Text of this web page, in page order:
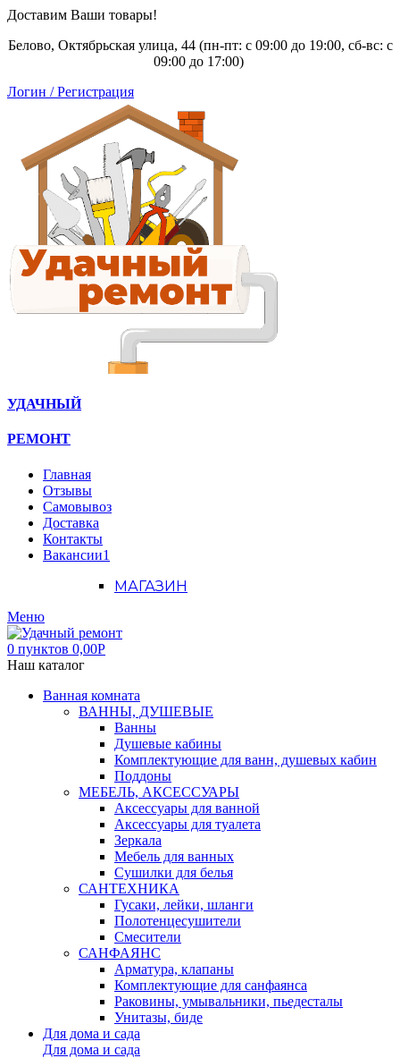
Доставим Ваши товары!
Белово, Октябрьская улица, 44 (пн-пт: с 09:00 до 19:00, сб-вс: с
09:00 до 17:00)
Логин / Регистрация
УДАЧНЫЙ
РЕМОНТ
Главная
Отзывы
Самовывоз
Доставка
Контакты
Вакансии1
МАГАЗИН
Меню
0 пунктов 0,00Р
Наш каталог
Ванная комната
ВАННЫ, ДУШЕВЫЕ
Ванны
Душевые кабины
Комплектующие для ванн, душевых кабин
Поддоны
МЕБЕЛЬ, АКСЕССУАРЫ
Аксессуары для ванной
Аксессуары для туалета
Зеркала
Мебель для ванных
Сушилки для белья
САНТЕХНИКА
Гусаки, лейки, шланги
Полотенцесушители
Смесители
САНФАЯНС
Арматура, клапаны
Комплектующие для санфаянса
Раковины, умывальники, пьедесталы
Унитазы, биде
Для дома и сада
Для дома и сада